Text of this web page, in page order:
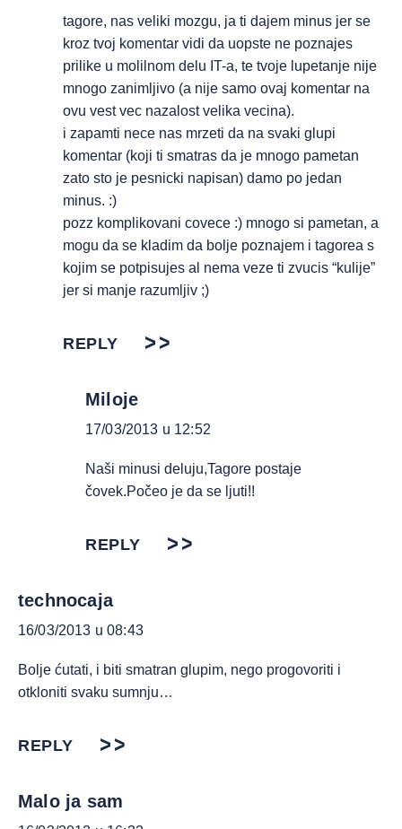
tagore, nas veliki mozgu, ja ti dajem minus jer se
kroz tvoj komentar vidi da uopste ne poznajes
prilike u molilnom delu IT-a, te tvoje lupetanje nije
mnogo zanimljivo (a nije samo ovaj komentar na
ovu vest vec nazalost velika vecina).
i zapamti nece nas mrzeti da na svaki glupi
komentar (koji ti smatras da je mnogo pametan
zato sto je pesnicki napisan) damo po jedan
minus. :)
pozz komplikovani covece :) mnogo si pametan, a
mogu da se kladim da bolje poznajem i tagorea s
kojim se potpisujes al nema veze ti zvucis “kulije”
jer si manje razumljiv ;)
REPLY
Miloje
17/03/2013 u 12:52
Naši minusi deluju,Tagore postaje
čovek.Počeo je da se ljuti!!
REPLY
technocaja
16/03/2013 u 08:43
Bolje ćutati, i biti smatran glupim, nego progovoriti i
otkloniti svaku sumnju…
REPLY
Malo ja sam